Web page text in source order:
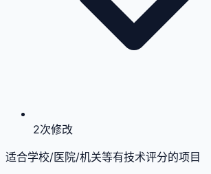
2次修改
适合学校/医院/机关等有技术评分的项目